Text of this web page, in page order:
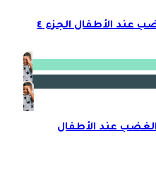
عند الأطفال الجزء ٤
الغضب عند الأطفال